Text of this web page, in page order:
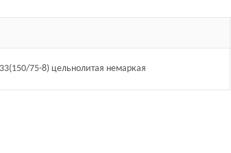
75-8) цельнолитая немаркая